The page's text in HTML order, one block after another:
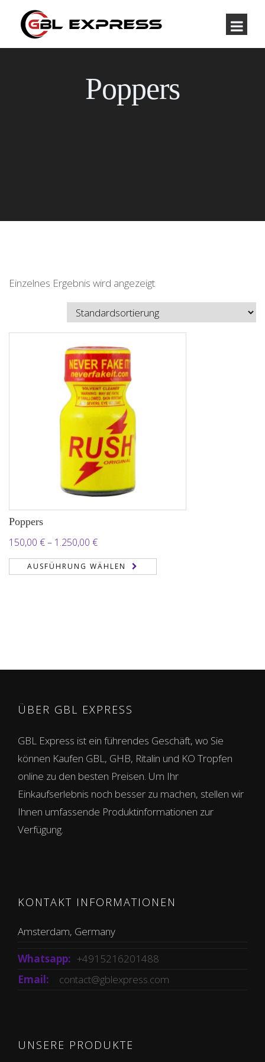
Poppers
Einzelnes Ergebnis wird angezeigt
Poppers
150,00 €– 1.250,00 €Preisspanne:
150,00 €
bis
AUSFÜHRUNG WÄHLEN
ÜBER GBL EXPRESS
GBL Express ist ein führendes Geschäft, wo Sie
können Kaufen GBL, GHB, Ritalin und KO Tropfen
online zu den besten Preisen. Um Ihr
Einkaufserlebnis noch besser zu machen, stellen wir
Ihnen umfassende Produktinformationen zur
Verfügung.
KONTAKT INFORMATIONEN
Amsterdam, Germany
Whatsapp: +4915216201488
Email:
contact@gblexpress.com
UNSERE PRODUKTE